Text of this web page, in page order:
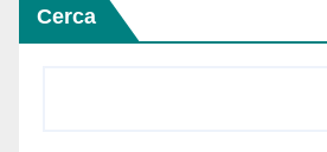
Cerca